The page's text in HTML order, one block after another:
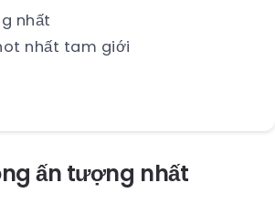
nhất
nhất tam giới
ấn tượng nhất